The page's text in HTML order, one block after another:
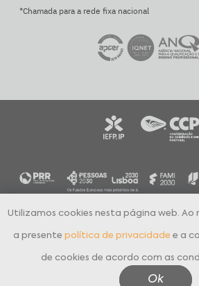
*Chamada para a rede fixa nacional
Utilizamos cookies nesta página web. Ao
a presente política de privacidade e a
de cookies de acordo com as
Ok
Todos os direitos reservados